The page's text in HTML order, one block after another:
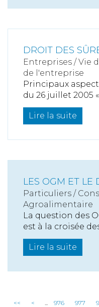
DROIT DES
Entreprises /Vie
de l'entreprise
Principaux
du 26 juillet 2005
Lire la suite
LES OGM ET LE
Particuliers /
Agroalimentaire
La question des
est à la croisée
Lire la suite
<< < ... 976 977